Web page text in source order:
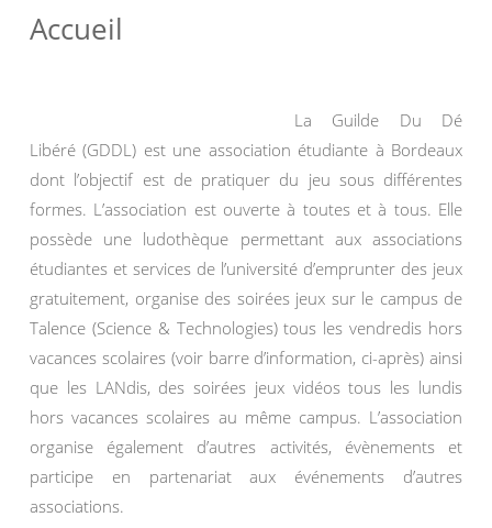
Accueil
La Guilde Du Dé
Libéré (GDDL) est une association étudiante à Bordeaux
dont l’objectif est de pratiquer du jeu sous différentes
formes. L’association est ouverte à toutes et à tous. Elle
possède une ludothèque permettant aux associations
étudiantes et services de l’université d’emprunter des jeux
gratuitement, organise des soirées jeux sur le campus de
Talence (Science & Technologies) tous les vendredis hors
vacances scolaires (voir barre d’information, ci-après) ainsi
que les LANdis, des soirées jeux vidéos tous les lundis
hors vacances scolaires au même campus. L’association
organise également d’autres activités, évènements et
participe en partenariat aux événements d’autres
associations.